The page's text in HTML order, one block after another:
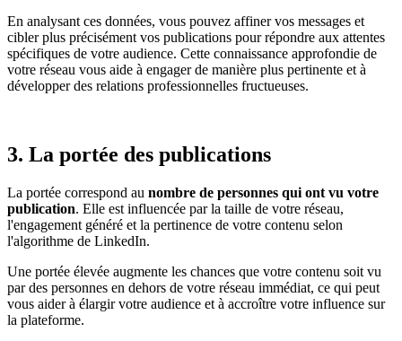
En analysant ces données, vous pouvez affiner vos messages et
cibler plus précisément vos publications pour répondre aux attentes
spécifiques de votre audience. Cette connaissance approfondie de
votre réseau vous aide à engager de manière plus pertinente et à
développer des relations professionnelles fructueuses.
3. La portée des publications
La portée correspond au nombre de personnes qui ont vu votre
publication. Elle est influencée par la taille de votre réseau,
l'engagement généré et la pertinence de votre contenu selon
l'algorithme de LinkedIn.
Une portée élevée augmente les chances que votre contenu soit vu
par des personnes en dehors de votre réseau immédiat, ce qui peut
vous aider à élargir votre audience et à accroître votre influence sur
la plateforme.